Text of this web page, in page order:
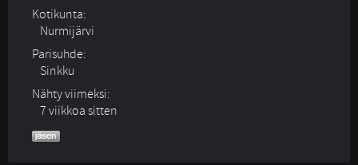
Kotikunta:
Nurmijärvi
Parisuhde:
Sinkku
Nähty viimeksi:
7 viikkoa sitten